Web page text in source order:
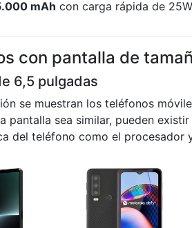
mAh con carga rápida de
con pantalla de
6,5 pulgadas
se muestran los teléfonos
pantalla sea similar, pueden
del teléfono como el procesador